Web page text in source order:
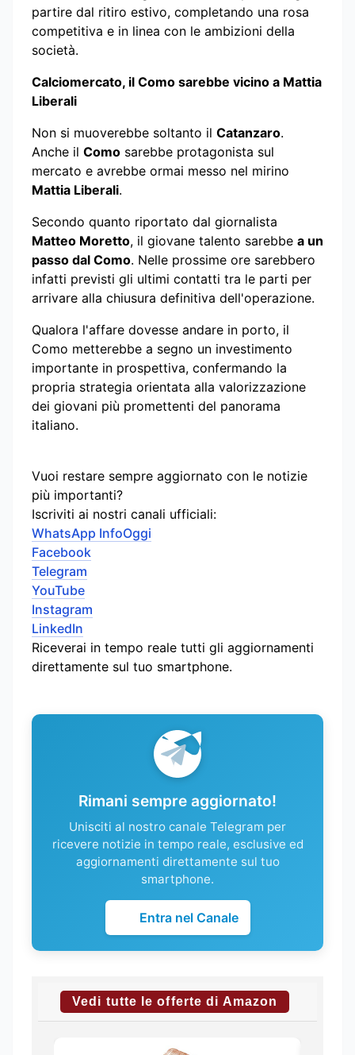
partire dal ritiro estivo, completando una rosa
competitiva e in linea con le ambizioni della
società.
Calciomercato, il Como sarebbe vicino a Mattia
Liberali
Non si muoverebbe soltanto il Catanzaro.
Anche il Como sarebbe protagonista sul
mercato e avrebbe ormai messo nel mirino
Mattia Liberali.
Secondo quanto riportato dal giornalista
Matteo Moretto, il giovane talento sarebbe a un
passo dal Como. Nelle prossime ore sarebbero
infatti previsti gli ultimi contatti tra le parti per
arrivare alla chiusura definitiva dell'operazione.
Qualora l'affare dovesse andare in porto, il
Como metterebbe a segno un investimento
importante in prospettiva, confermando la
propria strategia orientata alla valorizzazione
dei giovani più promettenti del panorama
italiano.
Vuoi restare sempre aggiornato con le notizie
più importanti?
Iscriviti ai nostri canali ufficiali:
WhatsApp InfoOggi
Facebook
Telegram
YouTube
Instagram
LinkedIn
Riceverai in tempo reale tutti gli aggiornamenti
direttamente sul tuo smartphone.
Rimani sempre aggiornato!
Unisciti al nostro canale Telegram per
ricevere notizie in tempo reale, esclusive ed
aggiornamenti direttamente sul tuo
smartphone.
Entra nel Canale